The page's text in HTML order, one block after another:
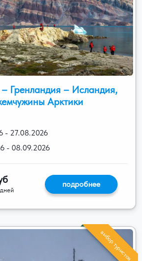
Гренландия – Исландия,
Арктики
- 27.08.2026
- 08.09.2026
подробнее
выбор туристов